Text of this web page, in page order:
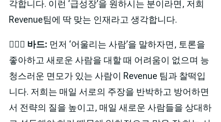
각합니다. 이런 ‘급성장’을 원하시는 분이라면, 저희
Revenue팀에 딱 맞는 인재라고 생각합니다.
🙋🏻‍♂️ 바드: 먼저 ‘어울리는 사람’을 말하자면, 토론을
좋아하고 새로운 사람을 대할 때 어려움이 없으며 능
청스러운 면모가 있는 사람이 Revenue 팀과 찰떡입
니다. 저희는 매일 서로의 주장을 반박하고 방어하면
서 전략의 질을 높이고, 매일 새로운 사람들을 상대하